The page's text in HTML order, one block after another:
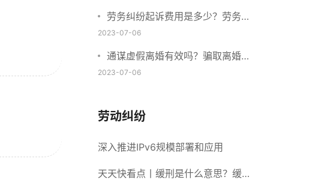
劳务纠纷起诉费用是多少？劳务合
同纠纷的诉讼费由谁承担？
2023-07-06
通谋虚假离婚有效吗？骗取离婚证
是违法行为吗？
2023-07-06
劳动纠纷
深入推进IPv6规模部署和应用
天天快看点丨缓刑是什么意思？缓刑